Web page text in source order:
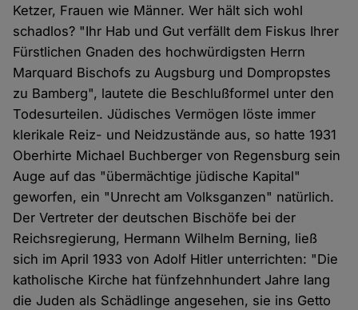
Ketzer, Frauen wie Männer. Wer hält sich wohl
schadlos? "Ihr Hab und Gut verfällt dem Fiskus Ihrer
Fürstlichen Gnaden des hochwürdigsten Herrn
Marquard Bischofs zu Augsburg und Dompropstes
zu Bamberg", lautete die Beschlußformel unter den
Todesurteilen. Jüdisches Vermögen löste immer
klerikale Reiz- und Neidzustände aus, so hatte 1931
Oberhirte Michael Buchberger von Regensburg sein
Auge auf das "übermächtige jüdische Kapital"
geworfen, ein "Unrecht am Volksganzen" natürlich.
Der Vertreter der deutschen Bischöfe bei der
Reichsregierung, Hermann Wilhelm Berning, ließ
sich im April 1933 von Adolf Hitler unterrichten: "Die
katholische Kirche hat fünfzehnhundert Jahre lang
die Juden als Schädlinge angesehen, sie ins Getto